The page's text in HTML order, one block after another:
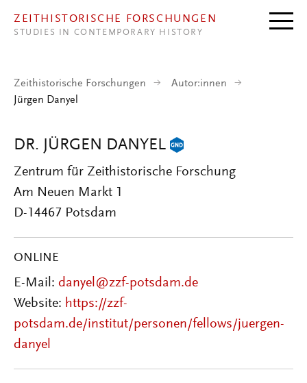
ZEITHISTORISCHE FORSCHUNGEN
STUDIES IN CONTEMPORARY HISTORY
Zeithistorische Forschungen
Autor:innen
Jürgen Danyel
DR. JÜRGEN DANYEL
Zentrum für Zeithistorische Forschung
Am Neuen Markt 1
D-14467 Potsdam
ONLINE
E-Mail: danyel@zzf-potsdam.de
Website: https://zzf-
potsdam.de/institut/personen/fellows/juergen-
danyel